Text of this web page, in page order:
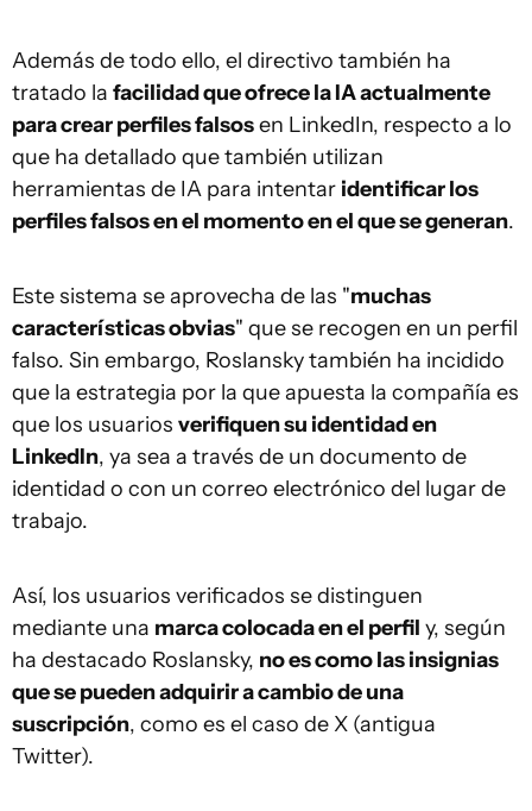
Además de todo ello, el directivo también ha
tratado la facilidad que ofrece la IA actualmente
para crear perfiles falsosen LinkedIn, respecto a lo
que ha detallado que también utilizan
herramientas de IA para intentar identificar los
perfiles falsos en el momento en el que se generan.
Este sistema se aprovecha de las "muchas
características obvias" que se recogen en un perfil
falso. Sin embargo, Roslansky también ha incidido
que la estrategia por la que apuesta la compañía es
que los usuarios verifiquen su identidad en
LinkedIn, ya sea a través de un documento de
identidad o con un correo electrónico del lugar de
trabajo.
Así, los usuarios verificados se distinguen
mediante una marca colocada en el perfil y, según
ha destacado Roslansky, no es como las insignias
que se pueden adquirir a cambio de una
suscripción, como es el caso de X (antigua
Twitter).